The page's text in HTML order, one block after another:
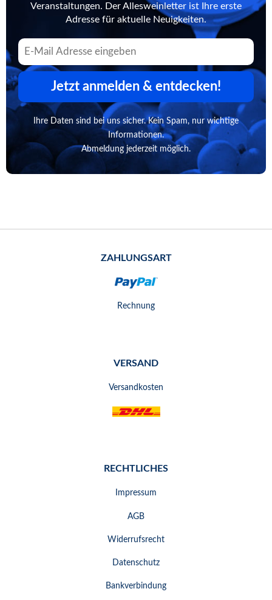
Veranstaltungen. Der Allesweinletter ist Ihre erste
Adresse für aktuelle Neuigkeiten.
Jetzt anmelden & entdecken!
Ihre Daten sind bei uns sicher. Kein Spam, nur wichtige
Informationen.
Abmeldung jederzeit möglich.
ZAHLUNGSART
Rechnung
VERSAND
Versandkosten
RECHTLICHES
Impressum
AGB
Widerrufsrecht
Datenschutz
Bankverbindung